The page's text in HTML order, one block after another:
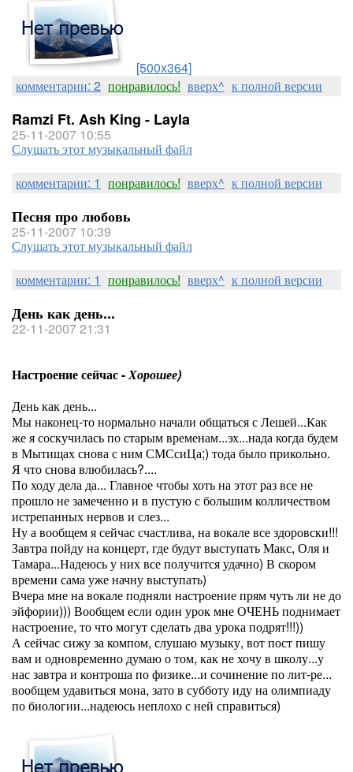
[500x364]
комментарии: 2 понравилось! вверх^ к полной версии
Ramzi Ft. Ash King - Layla
25-11-2007 10:55
Слушать этот музыкальный файл
комментарии: 1 понравилось! вверх^ к полной версии
Песня про любовь
25-11-2007 10:39
Слушать этот музыкальный файл
комментарии: 1 понравилось! вверх^ к полной версии
День как день...
22-11-2007 21:31
Настроение сейчас -Хорошее)
День как день...
Мы наконец-то нормально начали общаться с Лешей...Как
же я соскучилась по старым временам...эх...нада когда будем
в Мытищах снова с ним СМСсиЦа;) тода было прикольно.
Я что снова влюбилась?....
По ходу дела да... Главное чтобы хоть на этот раз все не
прошло не замеченно и в пустую с большим колличеством
истрепанных нервов и слез...
Ну а вообщем я сейчас счастлива, на вокале все здоровски!!!
Завтра пойду на концерт, где будут выступать Макс, Оля и
Тамара...Надеюсь у них все получится удачно) В скором
времени сама уже начну выступать)
Вчера мне на вокале подняли настроение прям чуть ли не до
эйфории))) Вообщем если один урок мне ОЧЕНЬ поднимает
настроение, то что могут сделать два урока подрят!!!))
А сейчас сижу за компом, слушаю музыку, вот пост пишу
вам и одновременно думаю о том, как не хочу в школу...у
нас завтра и контроша по физике...и сочинение по лит-ре...
вообщем удавиться мона, зато в субботу иду на олимпиаду
по биологии...надеюсь неплохо с ней справиться)